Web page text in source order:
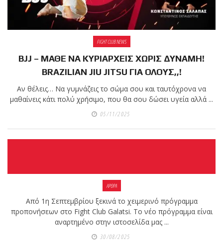
FIGHT CLUB NEWS
BJJ – ΜΑΘΕ ΝΑ ΚΥΡΙΑΡΧΕΙΣ ΧΩΡΙΣ ΔΥΝΑΜΗ!
BRAZILIAN JIU JITSU ΓΙΑ ΟΛΟΥΣ,,!
Αν θέλεις… Να γυμνάζεις το σώμα σου και ταυτόχρονα να
μαθαίνεις κάτι πολύ χρήσιμο, που θα σου δώσει υγεία αλλά ...
05/11/2025
ΑΡΘΡΑ
Από 1η Σεπτεμβρίου ξεκινά το χειμερινό πρόγραμμα
προπονήσεων στο Fight Club Galatsi. Το νέο πρόγραμμα είναι
αναρτημένο στην ιστοσελίδα μας ...
30/08/2025